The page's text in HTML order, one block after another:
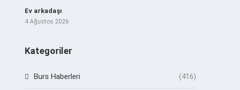
Ev arkadaşı
4 Ağustos 2026
Kategoriler
Burs Haberleri (416)